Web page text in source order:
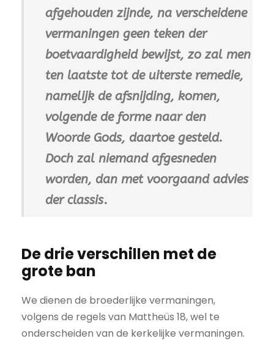
afgehouden zijnde, na verscheidene
vermaningen geen teken der
boetvaardigheid bewijst, zo zal men
ten laatste tot de uiterste remedie,
namelijk de afsnijding, komen,
volgende de forme naar den
Woorde Gods, daartoe gesteld.
Doch zal niemand afgesneden
worden, dan met voorgaand advies
der classis.
De drie verschillen met de
grote ban
We dienen de broederlijke vermaningen,
volgens de regels van Mattheüs 18, wel te
onderscheiden van de kerkelijke vermaningen.